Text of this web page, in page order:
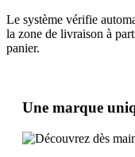
Le système vérifie
la zone de livraison à
panier.
Une marque